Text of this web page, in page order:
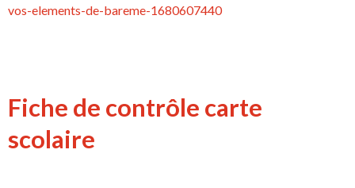
vos-elements-de-bareme-1680607440
Fiche de contrôle carte
scolaire